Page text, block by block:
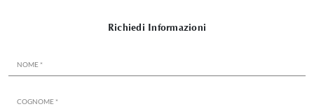
Richiedi Informazioni